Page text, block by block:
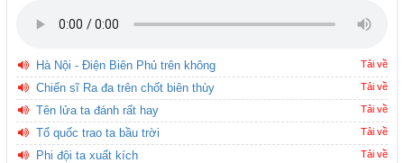
Hà Nội - Điện Biên Phủ trên không Tải về
Chiến sĩ Ra đa trên chốt biên thùy Tải về
Tên lửa ta đánh rất hay Tải về
Tổ quốc trao ta bầu trời Tải về
Phi đội ta xuất kích Tải về